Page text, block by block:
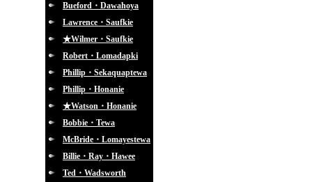
Bueford・Dawahoya
Lawrence・Saufkie
★Wilmer・Saufkie
Robert・Lomadapki
Phillip・Sekaquaptewa
Phillip・Honanie
★Watson・Honanie
Bobbie・Tewa
McBride・Lomayestewa
Billie・Ray・Hawee
Ted・Wadsworth